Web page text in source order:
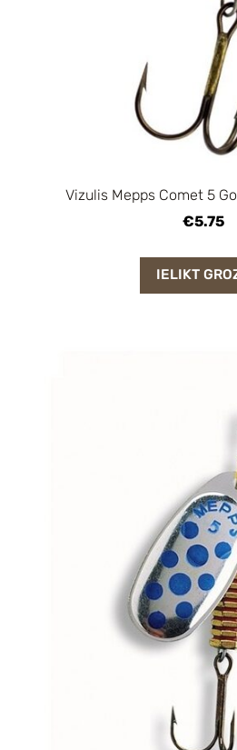
Vizulis Mepps Comet 5
€5.75
IELIKT